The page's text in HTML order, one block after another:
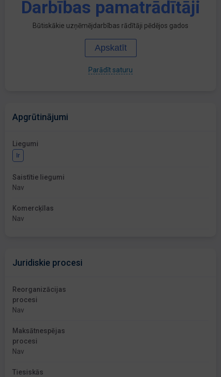
Darbības pamatrādītāji
Būtiskākie uzņēmējdarbības rādītāji pēdējos gados
Apskatīt
Parādīt saturu
Apgrūtinājumi
Liegumi
Ir
Saistītie liegumi
Nav
Komercķīlas
Nav
Juridiskie procesi
Reorganizācijas
procesi
Nav
Maksātnespējas
procesi
Nav
Tiesiskās